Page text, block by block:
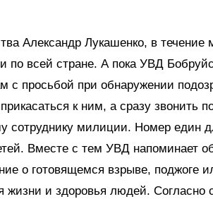
Александр Лукашенко, в
по всей стране. А пока УВД
с просьбой при обнаружении
к ним, а сразу звонить
сотруднику милиции. Номер един
Вместе с тем УВД напоминает
о готовящемся взрыве, поджоге
и здоровья людей. Согласно